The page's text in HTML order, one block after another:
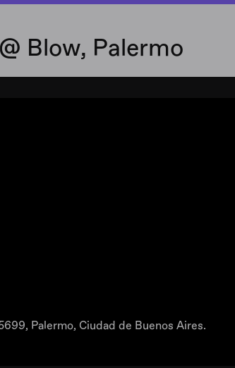
Blow, Palermo
Palermo, Ciudad de Buenos Aires.